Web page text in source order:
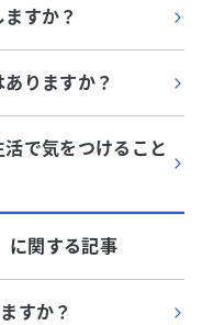
すか？
りますか？
で気をつけること
に関する記事
すか？